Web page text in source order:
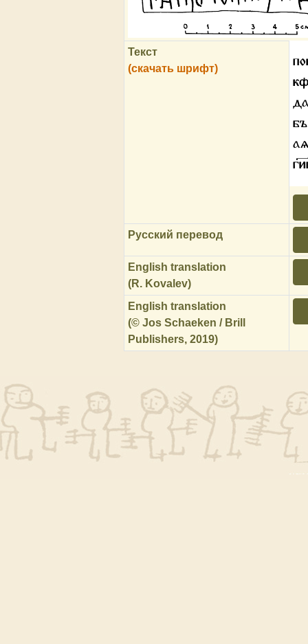
Текст
(скачать шрифт)
Русский перевод
English translation
(R. Kovalev)
English translation
(© Jos Schaeken / Brill
Publishers, 2019)